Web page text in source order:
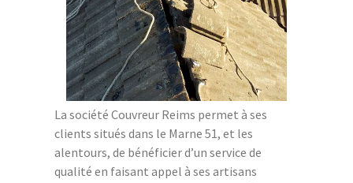
La société Couvreur Reims permet à ses
clients situés dans le Marne 51, et les
alentours, de bénéficier d’un service de
qualité en faisant appel à ses artisans